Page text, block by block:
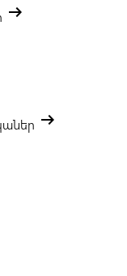
arrow_right_alt
arrow_right_alt